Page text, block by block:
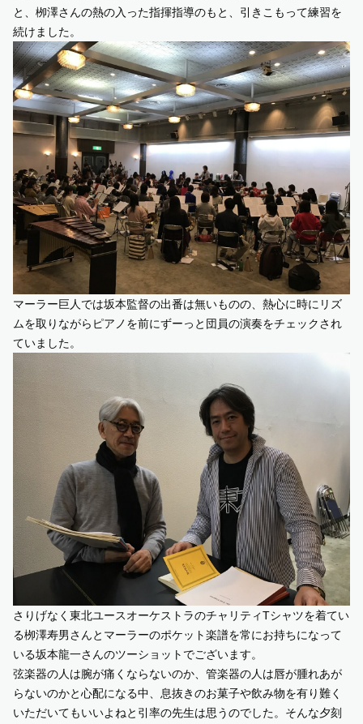
と、栁澤さんの熱の入った指揮指導のもと、引きこもって練習を
続けました。
マーラー巨人では坂本監督の出番は無いものの、熱心に時にリズ
ムを取りながらピアノを前にずーっと団員の演奏をチェックされ
ていました。
さりげなく東北ユースオーケストラのチャリティTシャツを着てい
る栁澤寿男さんとマーラーのポケット楽譜を常にお持ちになって
いる坂本龍一さんのツーショットでございます。
弦楽器の人は腕が痛くならないのか、管楽器の人は唇が腫れあが
らないのかと心配になる中、息抜きのお菓子や飲み物を有り難く
いただいてもいいよねと引率の先生は思うのでした。そんな夕刻